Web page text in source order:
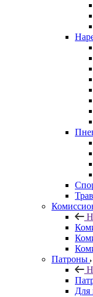
Патроны
Для